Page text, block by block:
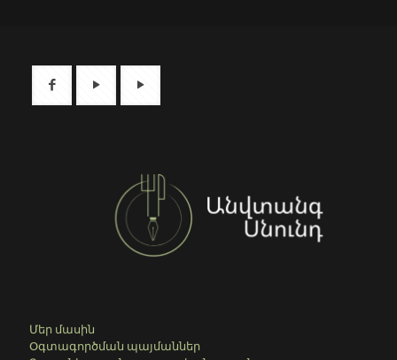
Մեր մասին
Օգտագործման պայմաններ